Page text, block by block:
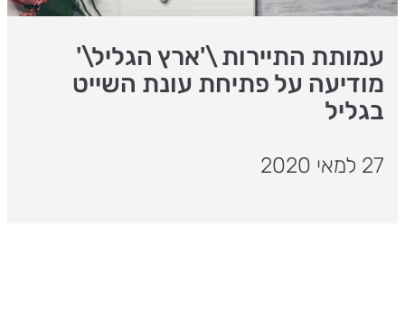
עמותת התיירות \'ארץ הגליל\'
מודיעה על פתיחת עונת השייט
בגליל
27 למאי 2020